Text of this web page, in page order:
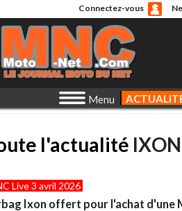
Connectez-vous
Menu
l'actualité IXON
Live 3 avril 2026
Ixon offert pour l'achat d'une